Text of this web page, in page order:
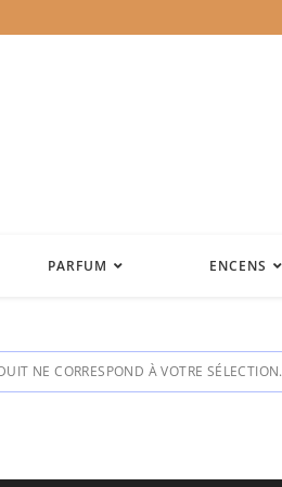
PARFUM ENCENS
NE CORRESPOND À VOTRE SÉLECTION.